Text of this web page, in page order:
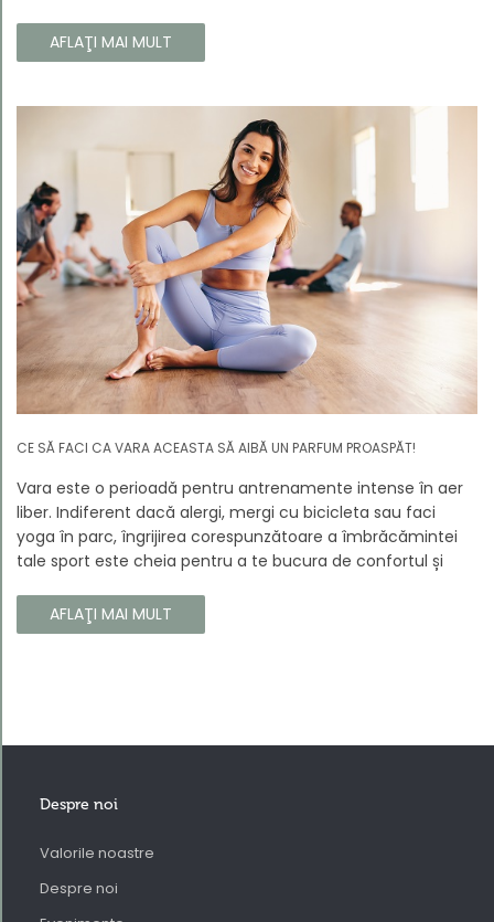
fiecare colț al casei tale cu căldura și magia aromelor de
iarnă. Noua noastră compoziție combină notele picante și
interiorul casei tale. Te va face să vrei ca momentele
trecătoare ale iernii să dureze mai mult timp.
AFLAŢI MAI MULT
CE SĂ FACI CA VARA ACEASTA SĂ AIBĂ UN PARFUM PROASPĂT!
Vara este o perioadă pentru antrenamente intense în aer
liber. Indiferent dacă alergi, mergi cu bicicleta sau faci
yoga în parc, îngrijirea corespunzătoare a îmbrăcămintei
tale sport este cheia pentru a te bucura de confortul și
cum să vă îngrijiți corect îmbrăcămintea sport, astfel încât
să își păstreze proprietățile chiar și în timpul celor mai
AFLAŢI MAI MULT
Despre noi
Valorile noastre
Despre noi